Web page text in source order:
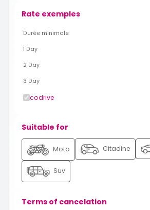
Rate exemples
Durée minimale
1 Day
2 Day
3 Day
codrive
Suitable for
Moto Citadine
Suv
Terms of cancelation